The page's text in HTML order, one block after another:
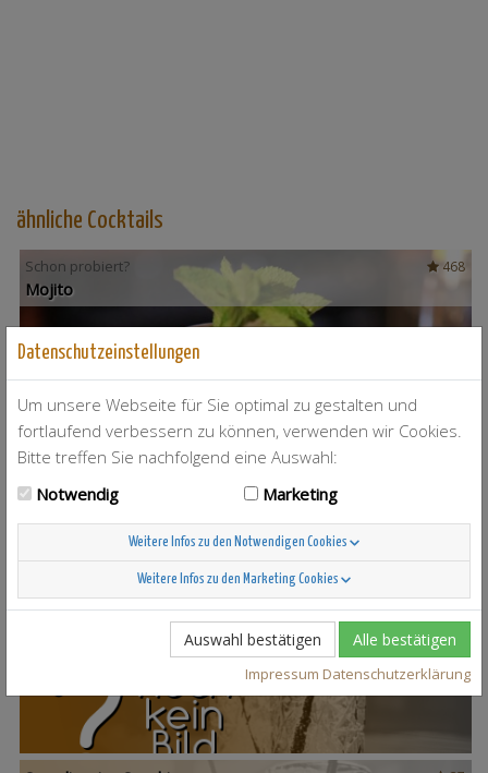
ähnliche Cocktails
468
Schon probiert?
Mojito
4
T-Berry
Datenschutzeinstellungen
Um unsere Webseite für Sie optimal zu gestalten und
fortlaufend verbessern zu können, verwenden wir Cookies.
Bitte treffen Sie nachfolgend eine Auswahl:
Notwendig
Marketing
Weitere Infos zu den Notwendigen Cookies
Weitere Infos zu den Marketing Cookies
Auswahl bestätigen Alle bestätigen
Impressum Datenschutzerklärung